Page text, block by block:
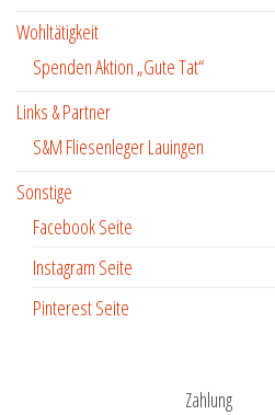
Wohltätigkeit
Spenden Aktion „Gute Tat“
Links & Partner
S&M Fliesenleger Lauingen
Sonstige
Facebook Seite
Instagram Seite
Pinterest Seite
Zahlung